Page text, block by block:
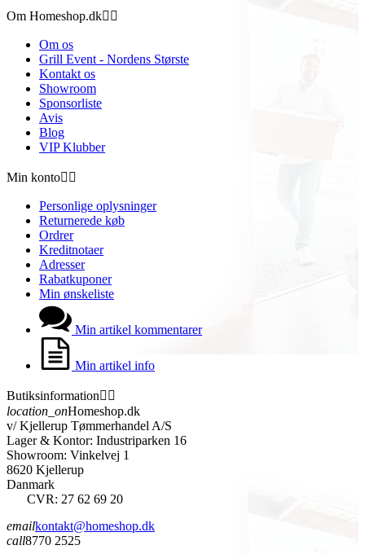
Om Homeshop.dk 
Om os
Grill Event - Nordens Største
Kontakt os
Showroom
Sponsorliste
Avis
Blog
VIP Klubber
Min konto 
Personlige oplysninger
Returnerede køb
Ordrer
Kreditnotaer
Adresser
Rabatkuponer
Min ønskeliste
Min artikel kommentarer
Min artikel info
Butiksinformation 
location_onHomeshop.dk
v/ Kjellerup Tømmerhandel A/S
Lager & Kontor: Industriparken 16
Showroom: Vinkelvej 1
8620 Kjellerup
Danmark
CVR: 27 62 69 20
emailkontakt@homeshop.dk
call8770 2525